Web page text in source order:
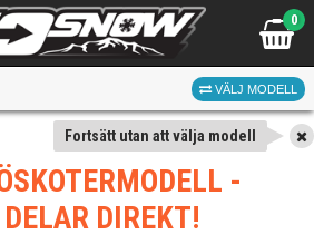
0
VÄLJ MODELL
Fortsätt utan att välja modell
-
DIREKT!